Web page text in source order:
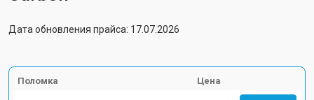
Дата обновления прайса: 17.07.2026
Поломка Цена